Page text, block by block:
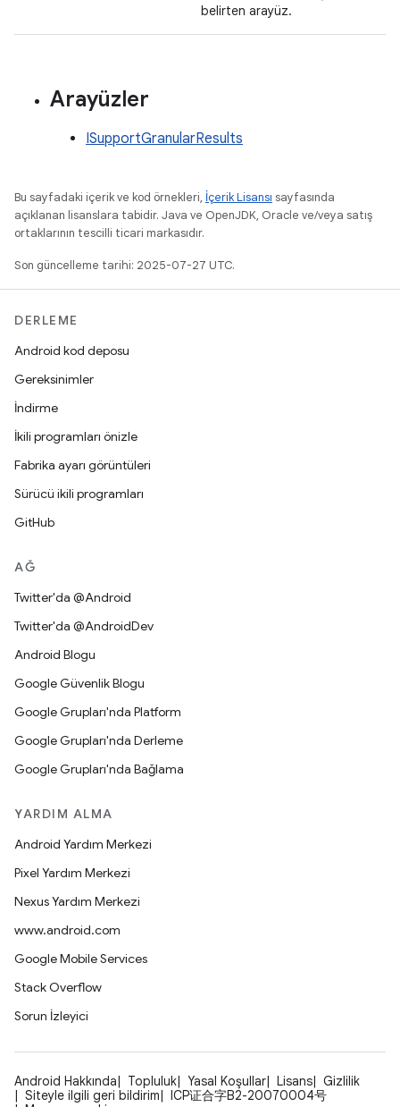
belirten arayüz.
Arayüzler
ISupportGranularResults
Bu sayfadaki içerik ve kod örnekleri, İçerik Lisansı sayfasında
açıklanan lisanslara tabidir. Java ve OpenJDK, Oracle ve/veya satış
ortaklarının tescilli ticari markasıdır.
Son güncelleme tarihi: 2025-07-27 UTC.
DERLEME
Android kod deposu
Gereksinimler
İndirme
İkili programları önizle
Fabrika ayarı görüntüleri
Sürücü ikili programları
GitHub
AĞ
Twitter'da @Android
Twitter'da @AndroidDev
Android Blogu
Google Güvenlik Blogu
Google Grupları'nda Platform
Google Grupları'nda Derleme
Google Grupları'nda Bağlama
YARDIM ALMA
Android Yardım Merkezi
Pixel Yardım Merkezi
Nexus Yardım Merkezi
www.android.com
Google Mobile Services
Stack Overflow
Sorun İzleyici
Android Hakkında Topluluk Yasal Koşullar Lisans
Gizlilik
Siteyle ilgili geri bildirim
ICP证合字B2-20070004号